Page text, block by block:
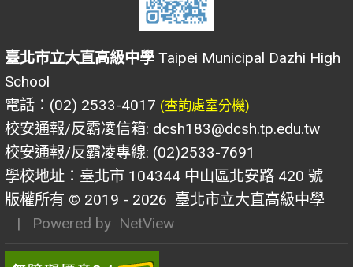
臺北市立大直高級中學 Taipei Municipal Dazhi High
School
電話：(02) 2533-4017 (查詢處室分機)
校安通報/反霸凌信箱: dcsh183@dcsh.tp.edu.tw
校安通報/反霸凌專線: (02)2533-7691
學校地址：臺北市 104344 中山區北安路 420 號
版權所有 © 2019 - 2026 臺北市立大直高級中學
| Powered by NetView